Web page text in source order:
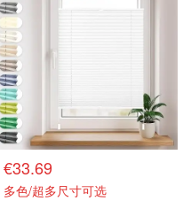
€33.69
多色/超多尺寸可选